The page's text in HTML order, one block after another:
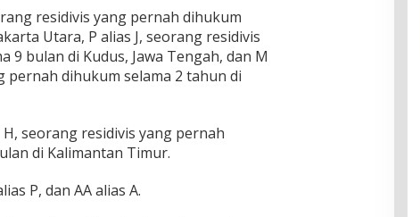
residivis yang pernah dihukum
Utara, P alias J, seorang residivis
9 bulan di Kudus, Jawa Tengah, dan M
pernah dihukum selama 2 tahun di
H, seorang residivis yang pernah
di Kalimantan Timur.
P, dan AA alias A.